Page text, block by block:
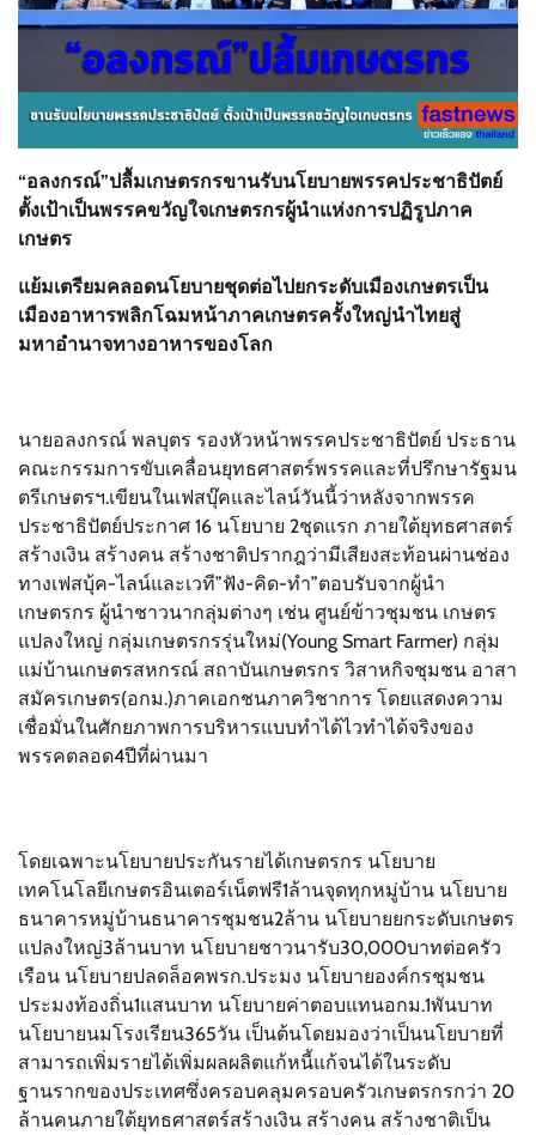
“อลงกรณ์”ปลื้มเกษตรกรขานรับนโยบายพรรคประชาธิปัตย์
ตั้งเป้าเป็นพรรคขวัญใจเกษตรกรผู้นำแห่งการปฏิรูปภาค
เกษตร
แย้มเตรียมคลอดนโยบายชุดต่อไปยกระดับเมืองเกษตรเป็น
เมืองอาหารพลิกโฉมหน้าภาคเกษตรครั้งใหญ่นำไทยสู่
มหาอำนาจทางอาหารของโลก
นายอลงกรณ์ พลบุตร รองหัวหน้าพรรคประชาธิปัตย์ ประธาน
คณะกรรมการขับเคลื่อนยุทธศาสตร์พรรคและที่ปรึกษารัฐมน
ตรีเกษตรฯ.เขียนในเฟสบุ๊คและไลน์วันนี้ว่าหลังจากพรรค
ประชาธิปัตย์ประกาศ 16 นโยบาย 2ชุดแรก ภายใต้ยุทธศาสตร์
สร้างเงิน สร้างคน สร้างชาติปรากฎว่ามีเสียงสะท้อนผ่านช่อง
ทางเฟสบุ้ค-ไลน์และเวที”ฟัง-คิด-ทำ”ตอบรับจากผู้นำ
เกษตรกร ผู้นำชาวนากลุ่มต่างๆ เช่น ศูนย์ข้าวชุมชน เกษตร
แปลงใหญ่ กลุ่มเกษตรกรรุ่นใหม่(Young Smart Farmer) กลุ่ม
แม่บ้านเกษตรสหกรณ์ สถาบันเกษตรกร วิสาหกิจชุมชน อาสา
สมัครเกษตร(อกม.)ภาคเอกชนภาควิชาการ โดยแสดงความ
เชื่อมั่นในศักยภาพการบริหารแบบทำได้ไวทำได้จริงของ
พรรคตลอด4ปีที่ผ่านมา
โดยเฉพาะนโยบายประกันรายได้เกษตรกร นโยบาย
เทคโนโลยีเกษตรอินเตอร์เน็ตฟรี1ล้านจุดทุกหมู่บ้าน นโยบาย
ธนาคารหมู่บ้านธนาคารชุมชน2ล้าน นโยบายยกระดับเกษตร
แปลงใหญ่3ล้านบาท นโยบายชาวนารับ30,000บาทต่อครัว
เรือน นโยบายปลดล็อคพรก.ประมง นโยบายองค์กรชุมชน
ประมงท้องถิ่น1แสนบาท นโยบายค่าตอบแทนอกม.1พันบาท
นโยบายนมโรงเรียน365วัน เป็นต้นโดยมองว่าเป็นนโยบายที่
สามารถเพิ่มรายได้เพิ่มผลผลิตแก้หนี้แก้จนได้ในระดับ
ฐานรากของประเทศซึ่งครอบคลุมครอบครัวเกษตรกรกว่า 20
ล้านคนภายใต้ยุทธศาสตร์สร้างเงิน สร้างคน สร้างชาติเป็น